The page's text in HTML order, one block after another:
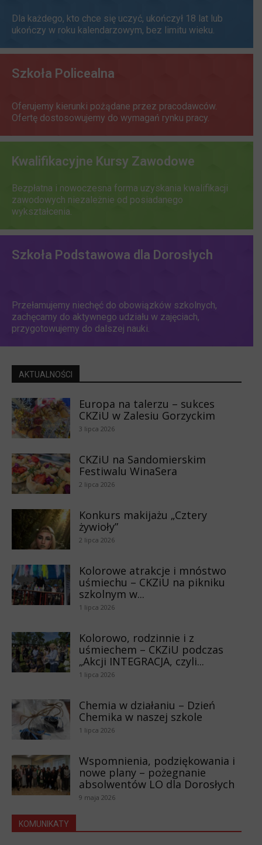
Dla każdego, kto chce się uczyć, ukończył 18 lat lub
ukończy w roku kalendarzowym, bez limitu wieku.
Szkoła Policealna
Oferujemy kierunki pożądane przez pracodawców.
Ofertę dostosowujemy do wymagań rynku pracy.
Kwalifikacyjne Kursy Zawodowe
Bezpłatna i nowoczesna forma uzyskania kwalifikacji
zawodowych niezależnie od posiadanego
wykształcenia.
Szkoła Podstawowa dla Dorosłych
Przełamujemy niechęć do obowiązków szkolnych,
zachęcamy do aktywnego udziału w zajęciach,
przygotowujemy do dalszej nauki.
AKTUALNOŚCI
Europa na talerzu – sukces
CKZiU w Zalesiu Gorzyckim
3 lipca 2026
CKZiU na Sandomierskim
Festiwalu WinaSera
2 lipca 2026
Konkurs makijażu „Cztery
żywioły”
2 lipca 2026
Kolorowe atrakcje i mnóstwo
uśmiechu – CKZiU na pikniku
szkolnym w...
1 lipca 2026
Kolorowo, rodzinnie i z
uśmiechem – CKZiU podczas
„Akcji INTEGRACJA, czyli...
1 lipca 2026
Chemia w działaniu – Dzień
Chemika w naszej szkole
1 lipca 2026
Wspomnienia, podziękowania i
nowe plany – pożegnanie
absolwentów LO dla Dorosłych
9 maja 2026
KOMUNIKATY